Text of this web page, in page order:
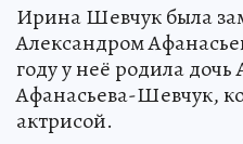
Ирина Шевчук была
Александром
году у неё родила
Афанасьева-Шевчук,
актрисой.